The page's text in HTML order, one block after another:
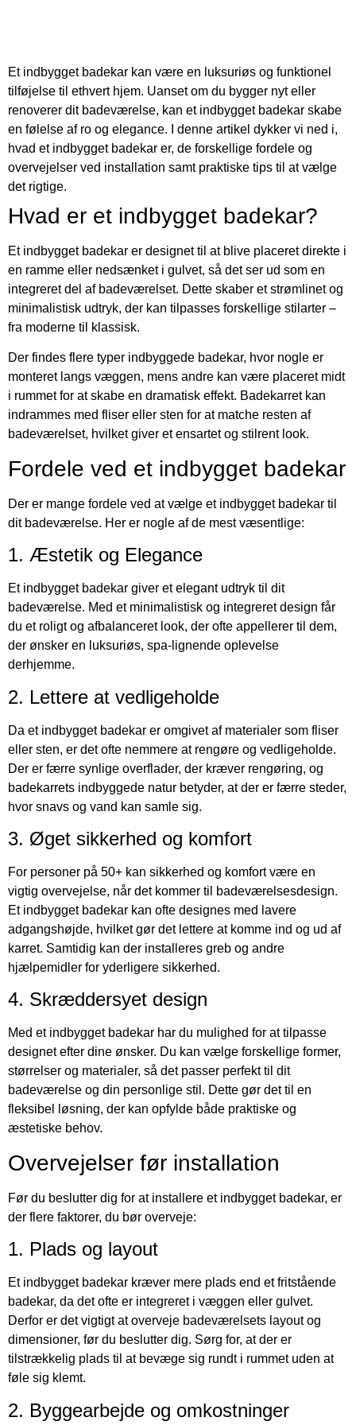
Et indbygget badekar kan være en luksuriøs og funktionel
tilføjelse til ethvert hjem. Uanset om du bygger nyt eller
renoverer dit badeværelse, kan et indbygget badekar skabe
en følelse af ro og elegance. I denne artikel dykker vi ned i,
hvad et indbygget badekar er, de forskellige fordele og
overvejelser ved installation samt praktiske tips til at vælge
det rigtige.
Hvad er et indbygget badekar?
Et indbygget badekar er designet til at blive placeret direkte i
en ramme eller nedsænket i gulvet, så det ser ud som en
integreret del af badeværelset. Dette skaber et strømlinet og
minimalistisk udtryk, der kan tilpasses forskellige stilarter –
fra moderne til klassisk.
Der findes flere typer indbyggede badekar, hvor nogle er
monteret langs væggen, mens andre kan være placeret midt
i rummet for at skabe en dramatisk effekt. Badekarret kan
indrammes med fliser eller sten for at matche resten af
badeværelset, hvilket giver et ensartet og stilrent look.
Fordele ved et indbygget badekar
Der er mange fordele ved at vælge et indbygget badekar til
dit badeværelse. Her er nogle af de mest væsentlige:
1. Æstetik og Elegance
Et indbygget badekar giver et elegant udtryk til dit
badeværelse. Med et minimalistisk og integreret design får
du et roligt og afbalanceret look, der ofte appellerer til dem,
der ønsker en luksuriøs, spa-lignende oplevelse
derhjemme.
2. Lettere at vedligeholde
Da et indbygget badekar er omgivet af materialer som fliser
eller sten, er det ofte nemmere at rengøre og vedligeholde.
Der er færre synlige overflader, der kræver rengøring, og
badekarrets indbyggede natur betyder, at der er færre steder,
hvor snavs og vand kan samle sig.
3. Øget sikkerhed og komfort
For personer på 50+ kan sikkerhed og komfort være en
vigtig overvejelse, når det kommer til badeværelsesdesign.
Et indbygget badekar kan ofte designes med lavere
adgangshøjde, hvilket gør det lettere at komme ind og ud af
karret. Samtidig kan der installeres greb og andre
hjælpemidler for yderligere sikkerhed.
4. Skræddersyet design
Med et indbygget badekar har du mulighed for at tilpasse
designet efter dine ønsker. Du kan vælge forskellige former,
størrelser og materialer, så det passer perfekt til dit
badeværelse og din personlige stil. Dette gør det til en
fleksibel løsning, der kan opfylde både praktiske og
æstetiske behov.
Overvejelser før installation
Før du beslutter dig for at installere et indbygget badekar, er
der flere faktorer, du bør overveje:
1. Plads og layout
Et indbygget badekar kræver mere plads end et fritstående
badekar, da det ofte er integreret i væggen eller gulvet.
Derfor er det vigtigt at overveje badeværelsets layout og
dimensioner, før du beslutter dig. Sørg for, at der er
tilstrækkelig plads til at bevæge sig rundt i rummet uden at
føle sig klemt.
2. Byggearbejde og omkostninger